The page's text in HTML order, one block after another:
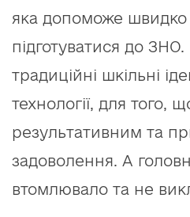
яка допоможе швидко
підготуватися до
традиційні шкільні
технології, для того,
результативним та
задоволення. А
втомлювало та не